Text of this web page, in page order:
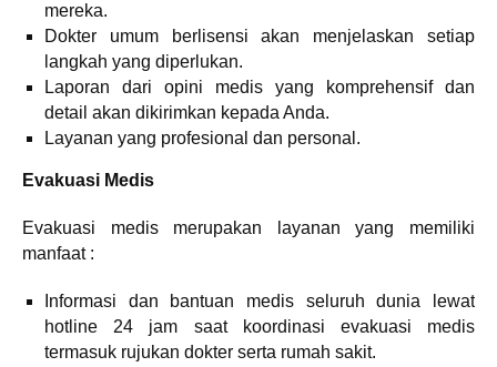
mereka.
Dokter umum berlisensi akan menjelaskan setiap
langkah yang diperlukan.
Laporan dari opini medis yang komprehensif dan
detail akan dikirimkan kepada Anda.
Layanan yang profesional dan personal.
Evakuasi Medis
Evakuasi medis merupakan layanan yang memiliki
manfaat :
Informasi dan bantuan medis seluruh dunia lewat
hotline 24 jam saat koordinasi evakuasi medis
termasuk rujukan dokter serta rumah sakit.